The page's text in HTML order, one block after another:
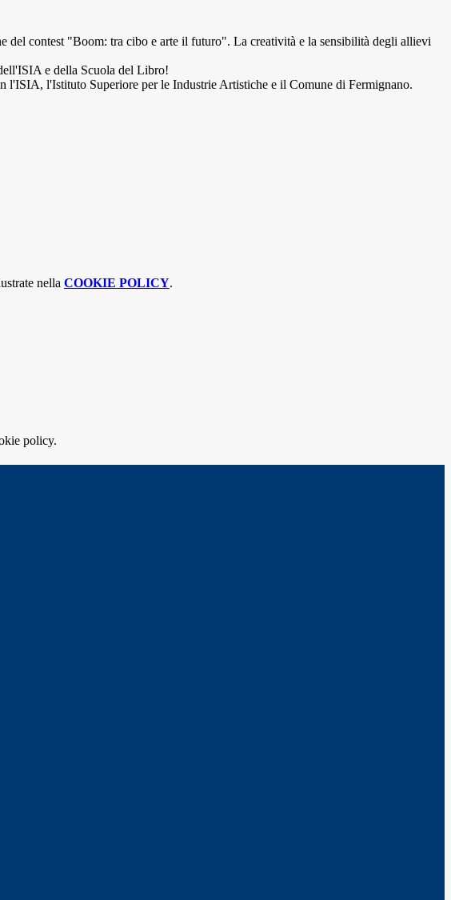
del contest "Boom: tra cibo e arte il futuro". La creatività e la sensibilità degli allievi
e della Scuola del Libro!
l'ISIA, l'Istituto Superiore per le Industrie Artistiche e il Comune di Fermignano.
nella COOKIE POLICY.
policy.